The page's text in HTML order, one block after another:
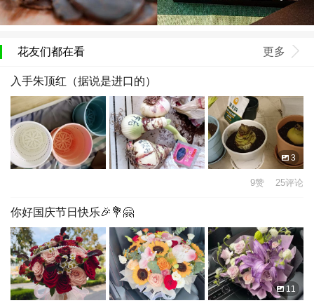
花友们都在看 更多
入手朱顶红（据说是进口的）
3
9赞 25评论
你好国庆节日快乐🎉💐🤗
11